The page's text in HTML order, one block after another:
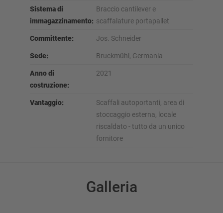
Sistema di
immagazzinamento:
Braccio cantilever e
scaffalature portapallet
Committente: Jos. Schneider
Sede: Bruckmühl, Germania
Anno di
costruzione:
2021
Vantaggio:
Scaffali autoportanti, area di
stoccaggio esterna, locale
riscaldato - tutto da un unico
fornitore
Galleria